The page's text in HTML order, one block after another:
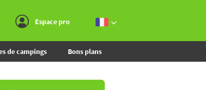
Espace pro
de campings Bons plans